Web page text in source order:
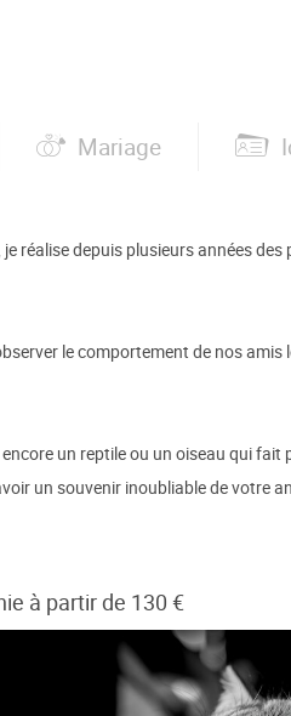
Mariage
réalise depuis plusieurs années
le comportement de nos
un reptile ou un oiseau qui
un souvenir inoubliable de votre
à partir de 130 €